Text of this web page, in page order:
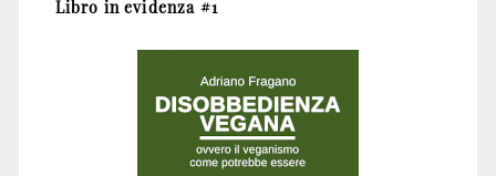
Libro in evidenza #1